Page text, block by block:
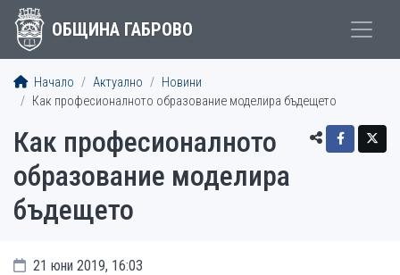
ОБЩИНА ГАБРОВО
Начало Актуално
Новини
Как професионалното образование моделира бъдещето
Как професионалното
образование моделира
бъдещето
21 юни 2019, 16:03